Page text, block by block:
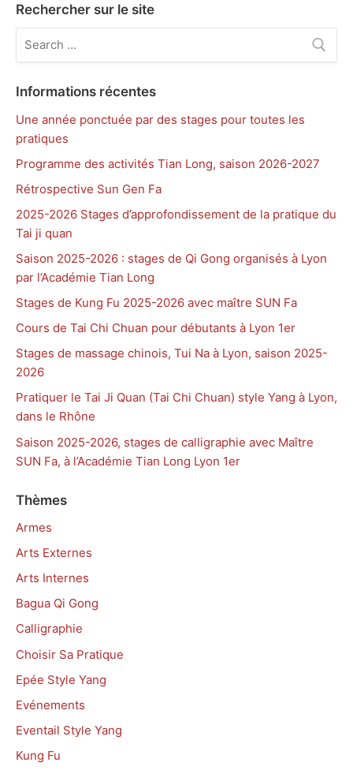
Rechercher sur le site
Rechercher
Informations récentes
Une année ponctuée par des stages pour toutes les
pratiques
Programme des activités Tian Long, saison 2026-2027
Rétrospective Sun Gen Fa
2025-2026 Stages d’approfondissement de la pratique du
Tai ji quan
Saison 2025-2026 : stages de Qi Gong organisés à Lyon
par l’Académie Tian Long
Stages de Kung Fu 2025-2026 avec maître SUN Fa
Cours de Tai Chi Chuan pour débutants à Lyon 1er
Stages de massage chinois, Tui Na à Lyon, saison 2025-
2026
Pratiquer le Tai Ji Quan (Tai Chi Chuan) style Yang à Lyon,
dans le Rhône
Saison 2025-2026, stages de calligraphie avec Maître
SUN Fa, à l’Académie Tian Long Lyon 1er
Thèmes
Armes
Arts Externes
Arts Internes
Bagua Qi Gong
Calligraphie
Choisir Sa Pratique
Epée Style Yang
Evénements
Eventail Style Yang
Kung Fu